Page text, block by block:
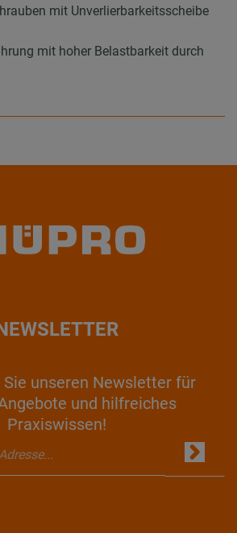
mit Unverlierbarkeitsscheibe
mit hoher Belastbarkeit durch
unseren Newsletter für
und hilfreiches
Praxiswissen!